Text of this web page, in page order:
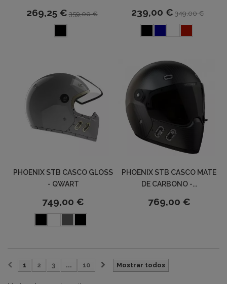
269,25 € 359,00 € 239,00 € 349,00 €
PHOENIX STB CASCO GLOSS
- QWART
749,00 €
PHOENIX STB CASCO MATE
DE CARBONO -...
769,00 €
Mostrar todos
1 2 3 ... 10